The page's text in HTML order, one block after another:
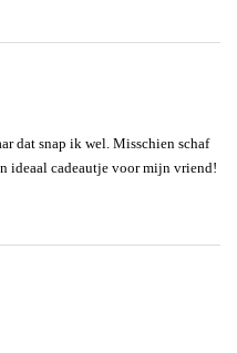
dat snap ik wel. Misschien schaf
ideaal cadeautje voor mijn vriend!